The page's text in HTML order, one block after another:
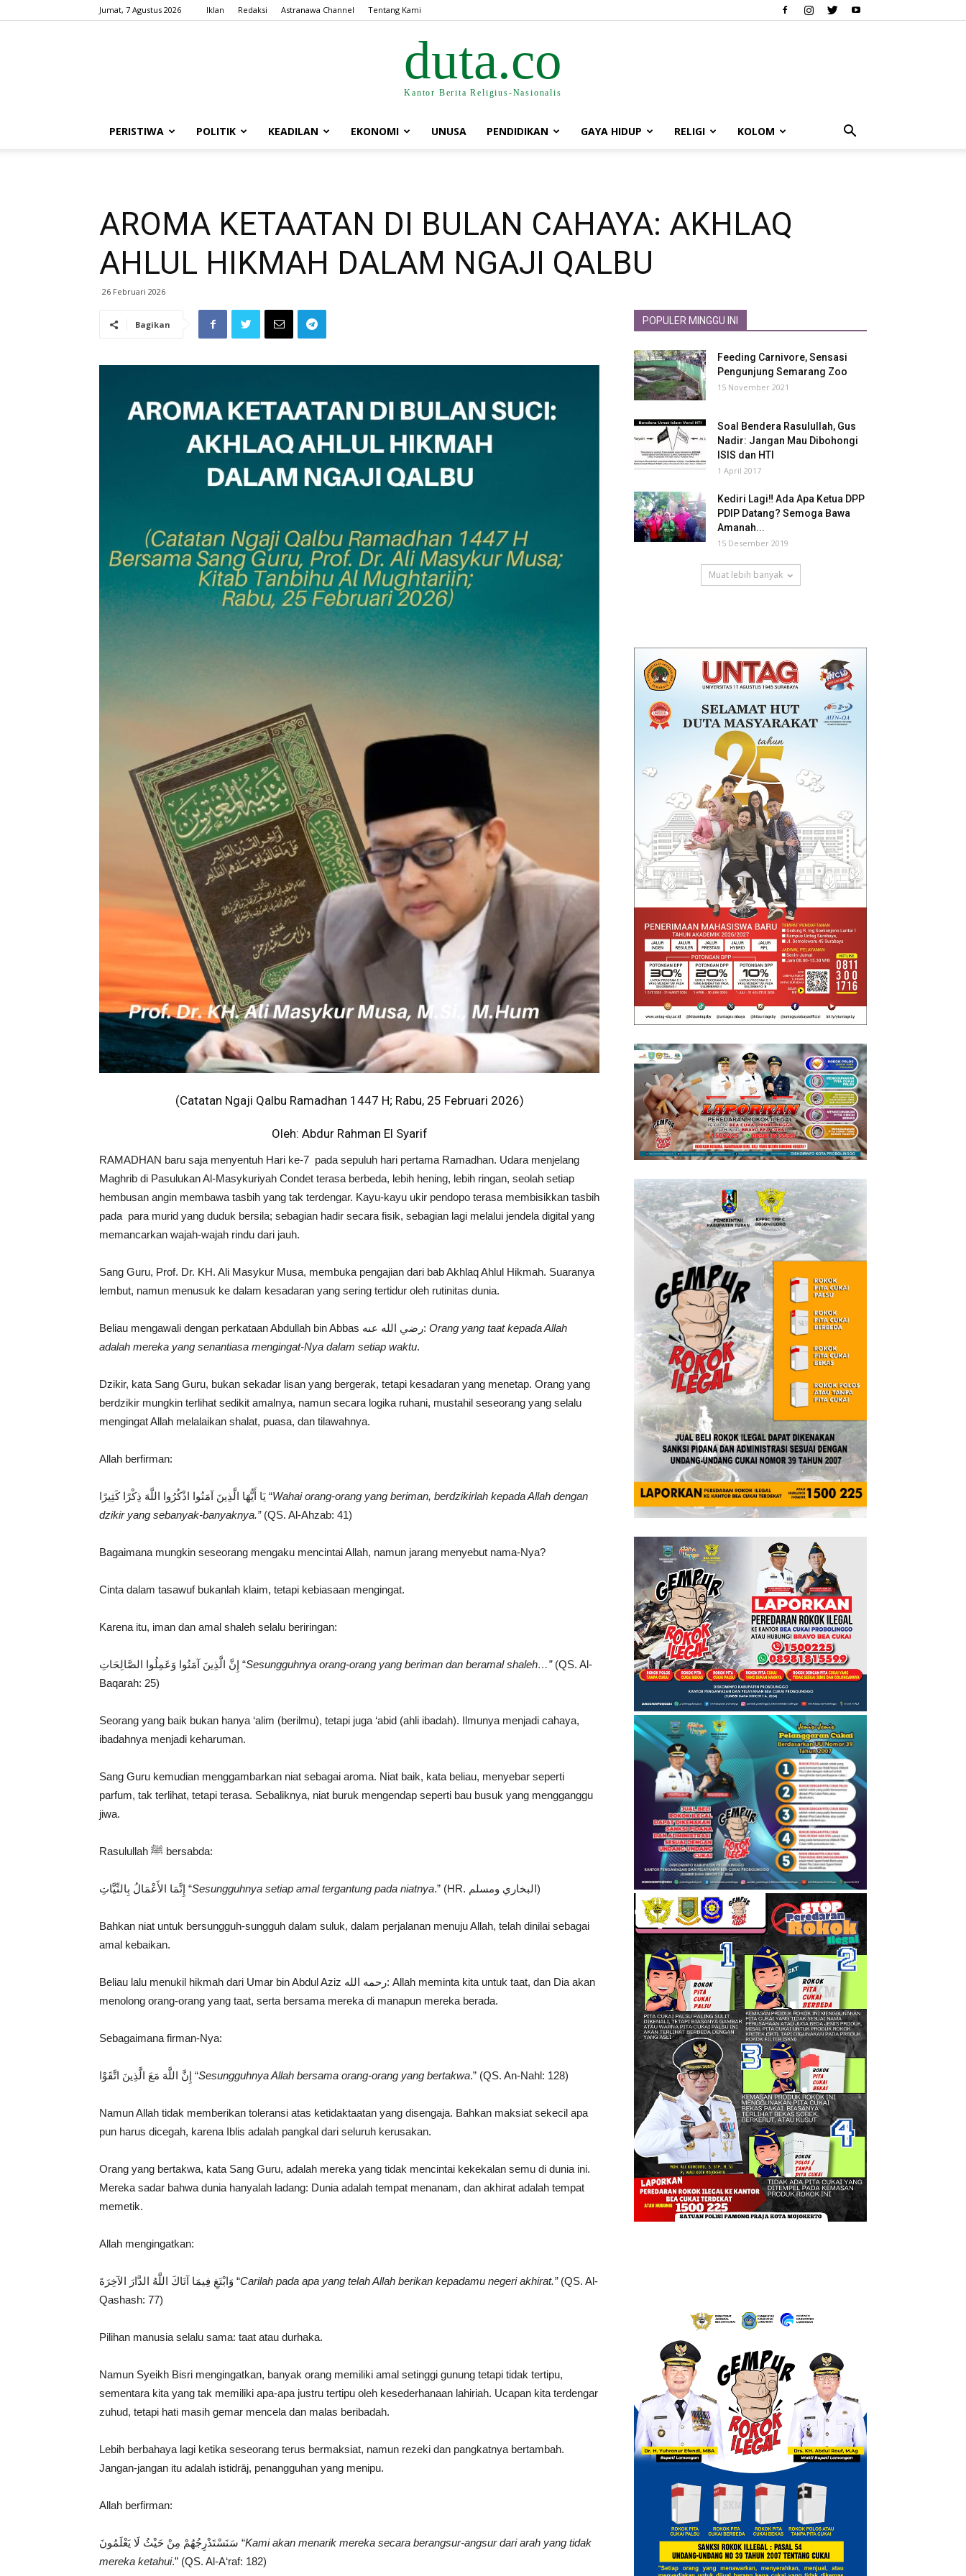
Jumat, 7 Agustus 2026 Iklan Redaksi Astranawa Channel Tentang Kami
duta.co
Kantor Berita Religius-Nasionalis
PERISTIWA POLITIK KEADILAN EKONOMI UNUSA PENDIDIKAN GAYA HIDUP RELIGI KOLOM
AROMA KETAATAN DI BULAN CAHAYA: AKHLAQ
AHLUL HIKMAH DALAM NGAJI QALBU
26 Februari 2026
Bagikan
(Catatan Ngaji Qalbu Ramadhan 1447 H; Rabu, 25 Februari 2026)
Oleh: Abdur Rahman El Syarif
RAMADHAN baru saja menyentuh Hari ke-7 pada sepuluh hari pertama Ramadhan. Udara menjelang
Maghrib di Pasulukan Al-Masykuriyah Condet terasa berbeda, lebih hening, lebih ringan, seolah setiap
hembusan angin membawa tasbih yang tak terdengar. Kayu-kayu ukir pendopo terasa membisikkan tasbih
pada para murid yang duduk bersila; sebagian hadir secara fisik, sebagian lagi melalui jendela digital yang
memancarkan wajah-wajah rindu dari jauh.
Sang Guru, Prof. Dr. KH. Ali Masykur Musa, membuka pengajian dari bab Akhlaq Ahlul Hikmah. Suaranya
lembut, namun menusuk ke dalam kesadaran yang sering tertidur oleh rutinitas dunia.
Beliau mengawali dengan perkataan Abdullah bin Abbas رضي الله عنه: Orang yang taat kepada Allah
adalah mereka yang senantiasa mengingat-Nya dalam setiap waktu.
Dzikir, kata Sang Guru, bukan sekadar lisan yang bergerak, tetapi kesadaran yang menetap. Orang yang
berdzikir mungkin terlihat sedikit amalnya, namun secara logika ruhani, mustahil seseorang yang selalu
mengingat Allah melalaikan shalat, puasa, dan tilawahnya.
Allah berfirman:
يَا أَيُّهَا الَّذِينَ آمَنُوا اذْكُرُوا اللَّهَ ذِكْرًا كَثِيرًا “Wahai orang-orang yang beriman, berdzikirlah kepada Allah dengan
dzikir yang sebanyak-banyaknya.” (QS. Al-Ahzab: 41)
Bagaimana mungkin seseorang mengaku mencintai Allah, namun jarang menyebut nama-Nya?
Cinta dalam tasawuf bukanlah klaim, tetapi kebiasaan mengingat.
Karena itu, iman dan amal shaleh selalu beriringan:
إِنَّ الَّذِينَ آمَنُوا وَعَمِلُوا الصَّالِحَاتِ “Sesungguhnya orang-orang yang beriman dan beramal shaleh…” (QS. Al-
Baqarah: 25)
Seorang yang baik bukan hanya ‘alim (berilmu), tetapi juga ‘abid (ahli ibadah). Ilmunya menjadi cahaya,
ibadahnya menjadi keharuman.
Sang Guru kemudian menggambarkan niat sebagai aroma. Niat baik, kata beliau, menyebar seperti
parfum, tak terlihat, tetapi terasa. Sebaliknya, niat buruk mengendap seperti bau busuk yang mengganggu
jiwa.
Rasulullah ﷺ bersabda:
إِنَّمَا الأَعْمَالُ بِالنِّيَّاتِ “Sesungguhnya setiap amal tergantung pada niatnya .” (HR. البخاري ومسلم)
Bahkan niat untuk bersungguh-sungguh dalam suluk, dalam perjalanan menuju Allah, telah dinilai sebagai
amal kebaikan.
Beliau lalu menukil hikmah dari Umar bin Abdul Aziz رحمه الله: Allah meminta kita untuk taat, dan Dia akan
menolong orang-orang yang taat, serta bersama mereka di manapun mereka berada.
Sebagaimana firman-Nya:
إِنَّ اللَّهَ مَعَ الَّذِينَ اتَّقَوْا “Sesungguhnya Allah bersama orang-orang yang bertakwa.” (QS. An-Nahl: 128)
Namun Allah tidak memberikan toleransi atas ketidaktaatan yang disengaja. Bahkan maksiat sekecil apa
pun harus dicegah, karena Iblis adalah pangkal dari seluruh kerusakan.
Orang yang bertakwa, kata Sang Guru, adalah mereka yang tidak mencintai kekekalan semu di dunia ini.
Mereka sadar bahwa dunia hanyalah ladang: Dunia adalah tempat menanam, dan akhirat adalah tempat
memetik.
Allah mengingatkan:
وَابْتَغِ فِيمَا آتَاكَ اللَّهُ الدَّارَ الآخِرَةَ “Carilah pada apa yang telah Allah berikan kepadamu negeri akhirat.” (QS. Al-
Qashash: 77)
Pilihan manusia selalu sama: taat atau durhaka.
Namun Syeikh Bisri mengingatkan, banyak orang memiliki amal setinggi gunung tetapi tidak tertipu,
sementara kita yang tak memiliki apa-apa justru tertipu oleh kesederhanaan lahiriah. Ucapan kita terdengar
zuhud, tetapi hati masih gemar mencela dan malas beribadah.
Lebih berbahaya lagi ketika seseorang terus bermaksiat, namun rezeki dan pangkatnya bertambah.
Jangan-jangan itu adalah istidrāj, penangguhan yang menipu.
Allah berfirman:
سَنَسْتَدْرِجُهُمْ مِنْ حَيْثُ لَا يَعْلَمُونَ “Kami akan menarik mereka secara berangsur-angsur dari arah yang tidak
mereka ketahui.” (QS. Al-A‘raf: 182)
POPULER MINGGU INI
Feeding Carnivore, Sensasi
Pengunjung Semarang Zoo
15 November 2021
Soal Bendera Rasulullah, Gus
Nadir: Jangan Mau Dibohongi
ISIS dan HTI
1 April 2017
Kediri Lagi‼ Ada Apa Ketua DPP
PDIP Datang? Semoga Bawa
Amanah...
15 Desember 2019
Muat lebih banyak